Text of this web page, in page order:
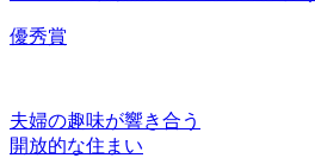
優秀賞
夫婦の趣味が響き合う
開放的な住まい